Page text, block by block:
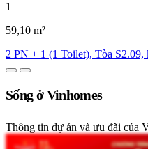
1
59,10 m²
2 PN + 1 (1 Toilet), Tòa S2.09,
Sống ở Vinhomes
Thông tin dự án và ưu đãi của